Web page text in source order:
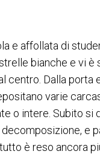
e affollata di
bianche e vi è
centro. Dalla porta
varie
o intere. Subito si
decomposizione, e
è reso ancora